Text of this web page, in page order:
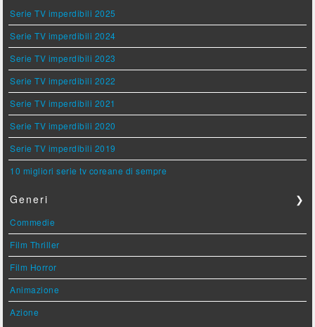
Serie TV imperdibili 2025
Serie TV imperdibili 2024
Serie TV imperdibili 2023
Serie TV imperdibili 2022
Serie TV imperdibili 2021
Serie TV imperdibili 2020
Serie TV imperdibili 2019
10 migliori serie tv coreane di sempre
Generi ❯
Commedie
Film Thriller
Film Horror
Animazione
Azione